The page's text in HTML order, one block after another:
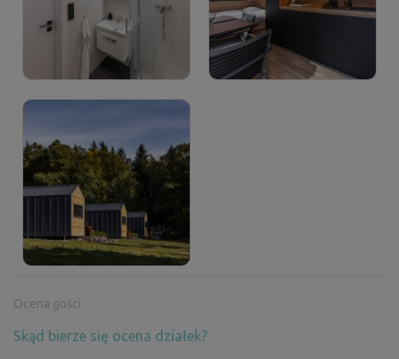
Ocena gości
Skąd bierze się ocena działek?